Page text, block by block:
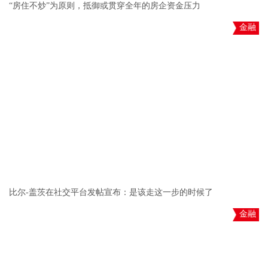
“房住不炒”为原则，抵御或贯穿全年的房企资金压力
金融
比尔-盖茨在社交平台发帖宣布：是该走这一步的时候了
金融